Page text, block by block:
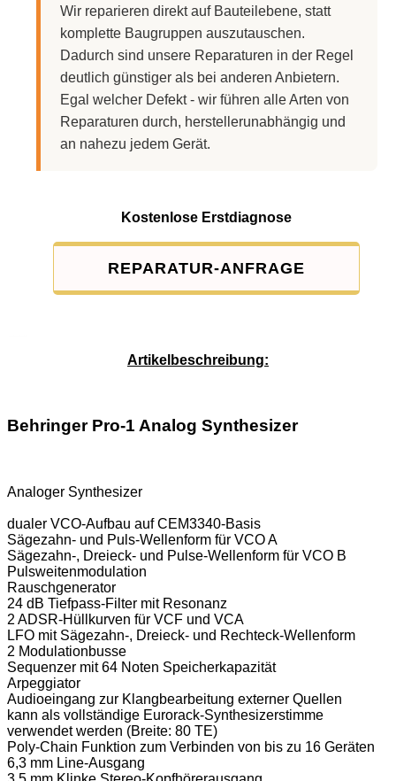
Wir reparieren direkt auf Bauteilebene, statt
komplette Baugruppen auszutauschen.
Dadurch sind unsere Reparaturen in der Regel
deutlich günstiger als bei anderen Anbietern.
Egal welcher Defekt - wir führen alle Arten von
Reparaturen durch, herstellerunabhängig und
an nahezu jedem Gerät.
Kostenlose Erstdiagnose
REPARATUR-ANFRAGE
Artikelbeschreibung:
Behringer Pro-1 Analog Synthesizer
Analoger Synthesizer
dualer VCO-Aufbau auf CEM3340-Basis
Sägezahn- und Puls-Wellenform für VCO A
Sägezahn-, Dreieck- und Pulse-Wellenform für VCO B
Pulsweitenmodulation
Rauschgenerator
24 dB Tiefpass-Filter mit Resonanz
2 ADSR-Hüllkurven für VCF und VCA
LFO mit Sägezahn-, Dreieck- und Rechteck-Wellenform
2 Modulationbusse
Sequenzer mit 64 Noten Speicherkapazität
Arpeggiator
Audioeingang zur Klangbearbeitung externer Quellen
kann als vollständige Eurorack-Synthesizerstimme
verwendet werden (Breite: 80 TE)
Poly-Chain Funktion zum Verbinden von bis zu 16 Geräten
6,3 mm Line-Ausgang